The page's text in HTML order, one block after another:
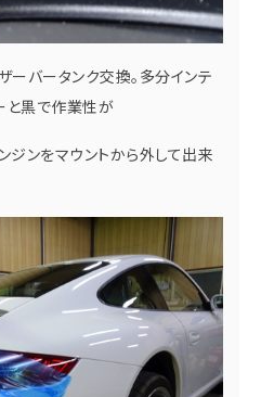
ーバータンク交換。多分インテ
と黒で作業性が
ジンをマウントから外して出来